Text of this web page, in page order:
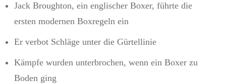
Jack Broughton, ein englischer Boxer, führte die
ersten modernen Boxregeln ein
Er verbot Schläge unter die Gürtellinie
Kämpfe wurden unterbrochen, wenn ein Boxer zu
Boden ging